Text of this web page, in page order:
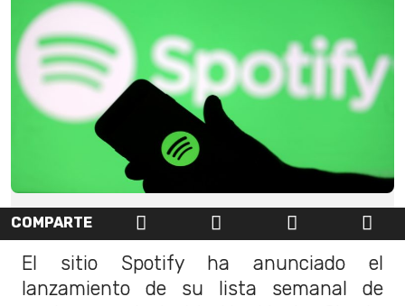
COMPARTE
El sitio Spotify ha anunciado el
lanzamiento de su lista semanal de